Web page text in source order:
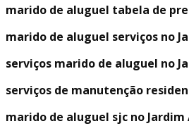
marido de aluguel tabela de
marido de aluguel serviços no
serviços marido de aluguel no
serviços de manutenção
marido de aluguel sjc no Jardim